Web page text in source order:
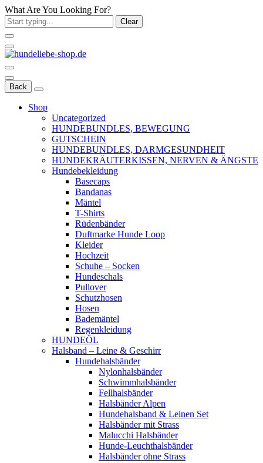
What Are You Looking For?
Clear
Back
Shop
Uncategorized
HUNDEBUNDLES, BEWEGUNG
GUTSCHEIN
HUNDEBUNDLES, DARMGESUNDHEIT
HUNDEKRÄUTERKISSEN, NERVEN & ÄNGSTE
Hundebekleidung
Basecaps
Bandanas
Mäntel
T-Shirts
Rüdenbänder
Duftmarke Hunde Loop
Kleider
Hochzeit
Schuhe – Socken
Hundeschals
Pullover
Schutzhosen
Hosen
Bademäntel
Regenkleidung
HUNDEÖL
Halsband – Leine & Geschirr
Hundehalsbänder
Nylonhalsbänder
Schwimmhalsbänder
Fellhalsbänder
Halsbänder Alpen
Hundehalsband & Leinen Set
Halsbänder mit Strass
Malucchi Halsbänder
Hunde-Leuchthalsbänder
Halsbänder ohne Strass